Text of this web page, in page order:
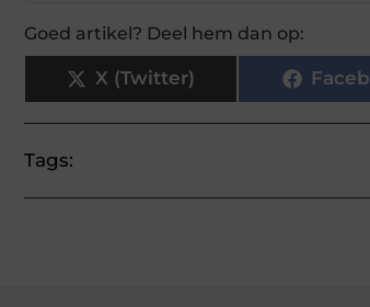
Goed artikel? Deel hem dan op:
X (Twitter)
Tags: